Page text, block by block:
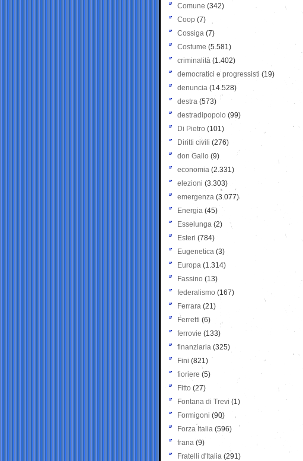
Comune (342)
Coop (7)
Cossiga (7)
Costume (5.581)
criminalità (1.402)
democratici e progressisti (19)
denuncia (14.528)
destra (573)
destradipopolo (99)
Di Pietro (101)
Diritti civili (276)
don Gallo (9)
economia (2.331)
elezioni (3.303)
emergenza (3.077)
Energia (45)
Esselunga (2)
Esteri (784)
Eugenetica (3)
Europa (1.314)
Fassino (13)
federalismo (167)
Ferrara (21)
Ferretti (6)
ferrovie (133)
finanziaria (325)
Fini (821)
fioriere (5)
Fitto (27)
Fontana di Trevi (1)
Formigoni (90)
Forza Italia (596)
frana (9)
Fratelli d'Italia (291)